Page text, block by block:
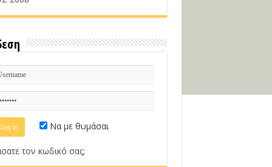
Να με θυμάσαι
τον κωδικό σας;